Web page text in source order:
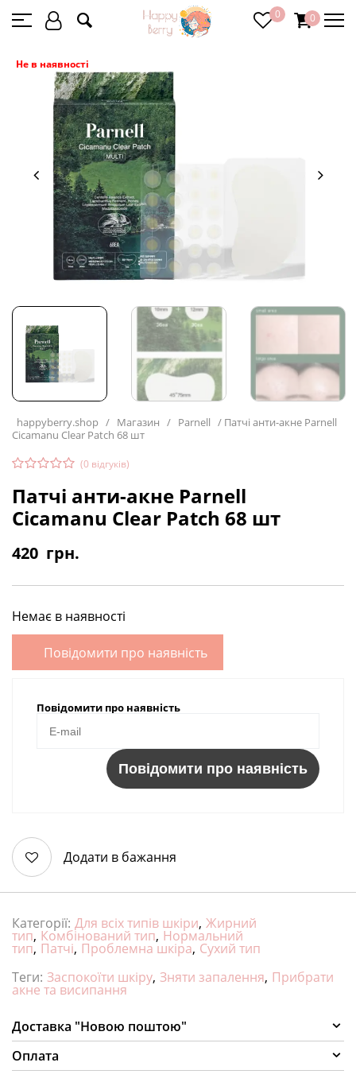
0 0
Не в наявності
happyberry.shop / Магазин / Parnell / Патчі анти-акне Parnell
Cicamanu Clear Patch 68 шт
(0 відгуків)
Патчі анти-акне Parnell
Cicamanu Clear Patch 68 шт
420 грн.
Немає в наявності
Повідомити про наявність
Повідомити про наявність
Повідомити про наявність
Додати в бажання
Категорії: Для всіх типів шкіри, Жирний
тип, Комбінований тип, Нормальний
тип, Патчі, Проблемна шкіра, Сухий тип
Теги: Заспокоїти шкіру, Зняти запалення, Прибрати
акне та висипання
Доставка "Новою поштою"
Оплата